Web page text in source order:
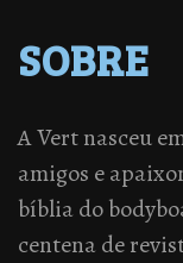
SOBRE
A Vert nasceu
amigos e
bíblia do
centena de